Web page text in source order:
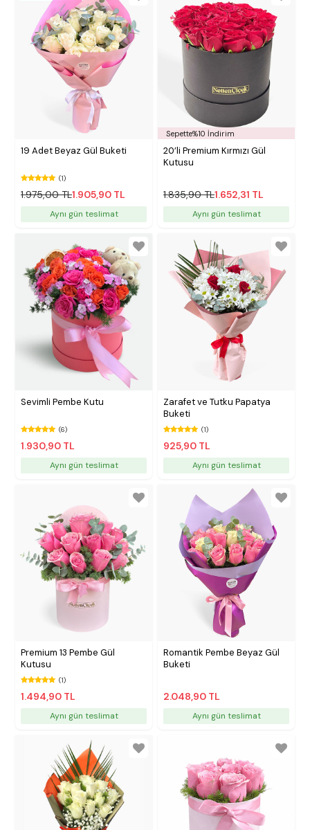
19 Adet Beyaz Gül Buketi
(1)
1.975,00 TL1.905,90 TL
Aynı gün teslimat
Sepette%10 İndirim
20’li Premium Kırmızı Gül
Kutusu
1.835,90 TL1.652,31 TL
Aynı gün teslimat
Sevimli Pembe Kutu
(6)
1.930,90 TL
Aynı gün teslimat
Zarafet ve Tutku Papatya
Buketi
(1)
925,90 TL
Aynı gün teslimat
Premium 13 Pembe Gül
Kutusu
(1)
1.494,90 TL
Aynı gün teslimat
Romantik Pembe Beyaz Gül
Buketi
2.048,90 TL
Aynı gün teslimat